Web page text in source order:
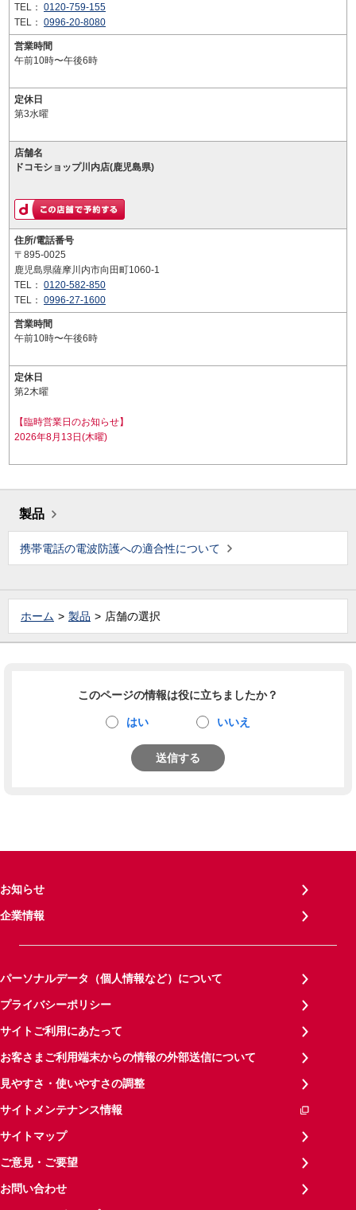
TEL： 0120-759-155
TEL： 0996-20-8080
営業時間
午前10時〜午後6時
定休日
第3水曜
店舗名
ドコモショップ川内店(鹿児島県)
住所/電話番号
〒895-0025
鹿児島県薩摩川内市向田町1060-1
TEL： 0120-582-850
TEL： 0996-27-1600
営業時間
午前10時〜午後6時
定休日
第2木曜
【臨時営業日のお知らせ】
2026年8月13日(木曜)
製品
携帯電話の電波防護への適合性について
ホーム 製品 店舗の選択
このページの情報は役に立ちましたか？
はい いいえ
送信する
お知らせ
企業情報
パーソナルデータ（個人情報など）について
プライバシーポリシー
サイトご利用にあたって
お客さまご利用端末からの情報の外部送信について
見やすさ・使いやすさの調整
サイトメンテナンス情報
サイトマップ
ご意見・ご要望
お問い合わせ